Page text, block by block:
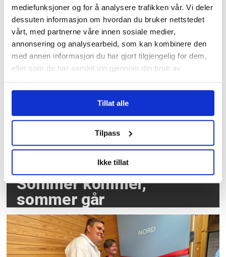
mediefunksjoner og for å analysere trafikken vår. Vi deler
dessuten informasjon om hvordan du bruker nettstedet
vårt, med partnerne våre innen sosiale medier,
annonsering og analysearbeid, som kan kombinere den
med annen informasjon du har gjort tilgjengelig for dem,
eller som de har samlet inn gjennom din bruk av
tjenestene deres.
Tillat alle
Tilpass
Ikke tillat
3,7 millioner kroner
samlet inn etter brannen i
Krokstadelva
Sommer kommer,
sommer går